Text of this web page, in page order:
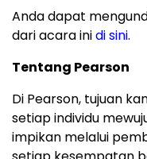
Andadapat
dari acara inidi sini.
Tentang Pearson
Di Pearson, tujuan
setiap individu
impikan melalui